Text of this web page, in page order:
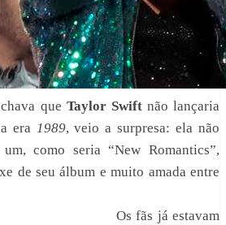
que Taylor Swift não lançaria
era 1989, veio a surpresa: ela não
como seria “New Romantics”,
de seu álbum e muito amada entre
Os fãs já estavam